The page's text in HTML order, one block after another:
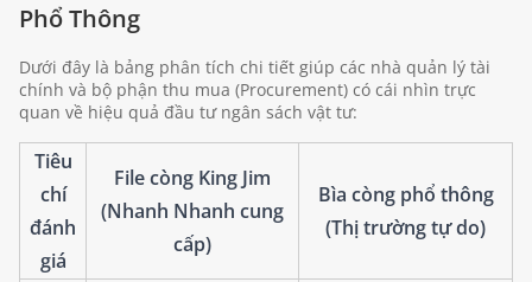
Phổ Thông
Dưới đây là bảng phân tích chi tiết giúp các nhà quản lý tài
chính và bộ phận thu mua (Procurement) có cái nhìn trực
quan về hiệu quả đầu tư ngân sách vật tư:
Tiêu
chí
đánh
giá
File còng King Jim
(Nhanh Nhanh cung
cấp)
Bìa còng phổ thông
(Thị trường tự do)